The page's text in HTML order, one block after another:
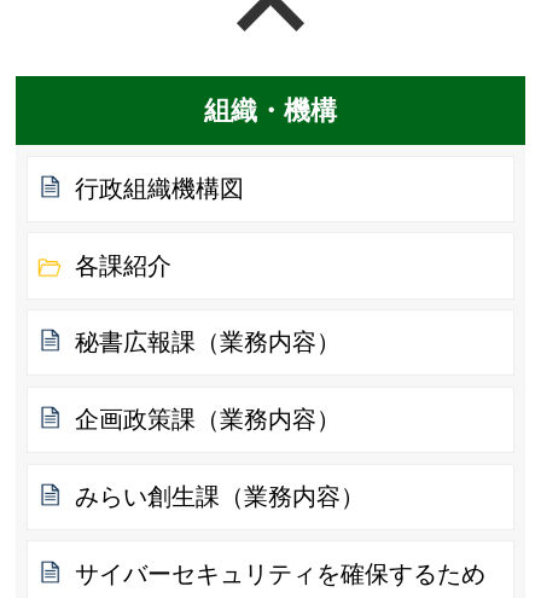
組織・機構
行政組織機構図
各課紹介
秘書広報課（業務内容）
企画政策課（業務内容）
みらい創生課（業務内容）
サイバーセキュリティを確保するため